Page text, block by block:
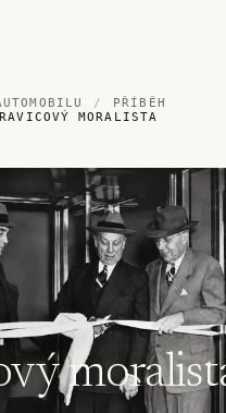
/
PŘÍBĚH
MORALISTA